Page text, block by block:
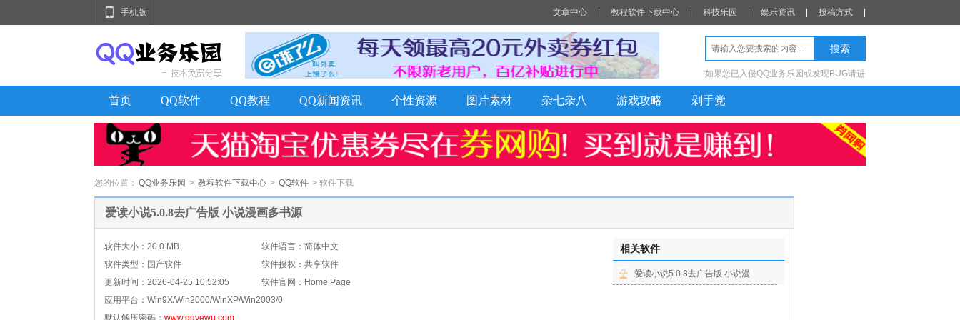
手机版 文章中心 教程软件下载中心 科技乐园 娱乐资讯 投稿方式
如果您已入侵QQ业务乐园或发现BUG请进
首页 QQ软件 QQ教程 QQ新闻资讯 个性资源 图片素材 杂七杂八 游戏攻略 剁手党
您的位置： QQ业务乐园 > 教程软件下载中心 > QQ软件 > 软件下载
爱读小说5.0.8去广告版 小说漫画多书源
软件大小：20.0 MB
软件语言：简体中文
软件类型：国产软件
软件授权：共享软件
更新时间： 2026-04-25 10:52:05
软件官网：Home Page
应用平台： Win9X/Win2000/WinXP/Win2003/0
默认解压密码： www.qqyewu.com
相关软件
爱读小说5.0.8去广告版 小说漫